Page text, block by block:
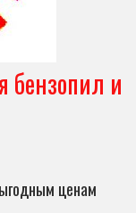
бензопил и
ценам